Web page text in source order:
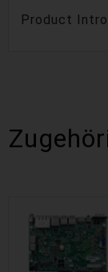
Product